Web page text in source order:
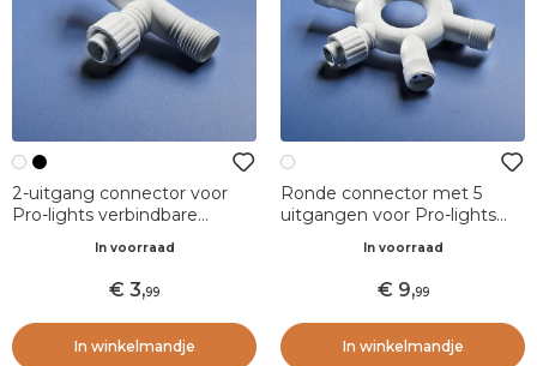
2-uitgang connector voor
Pro-lights verbindbare
In voorraad
3,99
In winkelmandje
Ronde connector met 5
uitgangen voor Pro-lights
In voorraad
9,99
In winkelmandje